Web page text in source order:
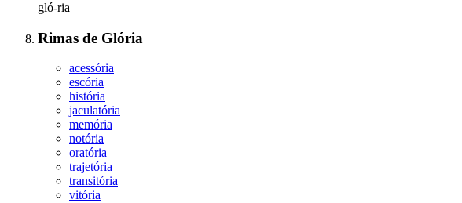
gló-ria
Rimas de Glória
acessória
escória
história
jaculatória
memória
notória
oratória
trajetória
transitória
vitória